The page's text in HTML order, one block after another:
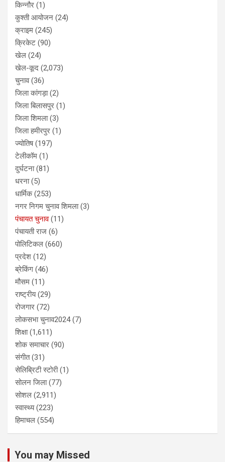
किन्नौर (1)
कुश्ती आयोजन (24)
क्राइम (245)
क्रिकेट (90)
खेल (24)
खेल-कूद (2,073)
चुनाव(36)
जिला कांगड़ा(2)
जिला बिलासपुर (1)
जिला शिमला(3)
जिला हमीरपुर (1)
ज्योतिष(197)
टेलीकॉम (1)
दुर्घटना(81)
धरना(5)
धार्मिक(253)
नगर निगम चुनाव शिमला(3)
पंचायत चुनाव(11)
पंचायती राज (6)
पोलिटिकल (660)
प्रदेश (12)
ब्रेकिंग (46)
मौसम (11)
राष्ट्रीय(29)
रोजगार (72)
लोकसभा चुनाव2024(7)
शिक्षा(1,611)
शोक समाचार (90)
संगीत(31)
सेलिब्रिटी स्टोरी(1)
सोलन जिला(77)
सोशल (2,911)
स्वास्थ्य(223)
हिमाचल (554)
You may Missed